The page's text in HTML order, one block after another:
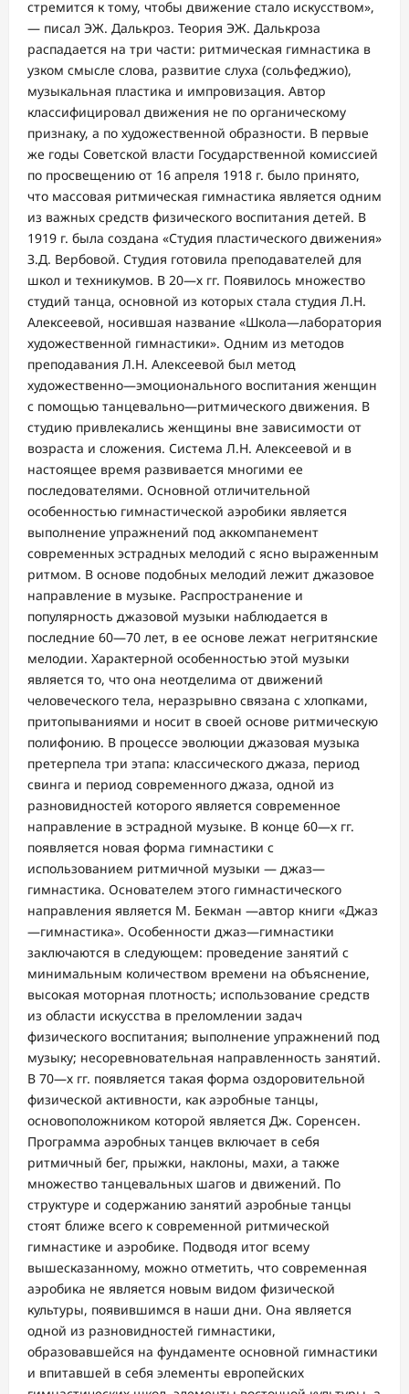
стремится к тому, чтобы движение стало искусством»,
— писал ЭЖ. Далькроз. Теория ЭЖ. Далькроза
распадается на три части: ритмическая гимнастика в
узком смысле слова, развитие слуха (сольфеджио),
музыкальная пластика и импровизация. Автор
классифицировал движения не по органическому
признаку, а по художественной образности. В первые
же годы Советской власти Государственной комиссией
по просвещению от 16 апреля 1918 г. было принято,
что массовая ритмическая гимнастика является одним
из важных средств физического воспитания детей. В
1919 г. была создана «Студия пластического движения»
З.Д. Вербовой. Студия готовила преподавателей для
школ и техникумов. В 20—х гг. Появилось множество
студий танца, основной из которых стала студия Л.Н.
Алексеевой, носившая название «Школа—лаборатория
художественной гимнастики». Одним из методов
преподавания Л.Н. Алексеевой был метод
художественно—эмоционального воспитания женщин
с помощью танцевально—ритмического движения. В
студию привлекались женщины вне зависимости от
возраста и сложения. Система Л.Н. Алексеевой и в
настоящее время развивается многими ее
последователями. Основной отличительной
особенностью гимнастической аэробики является
выполнение упражнений под аккомпанемент
современных эстрадных мелодий с ясно выраженным
ритмом. В основе подобных мелодий лежит джазовое
направление в музыке. Распространение и
популярность джазовой музыки наблюдается в
последние 60—70 лет, в ее основе лежат негритянские
мелодии. Характерной особенностью этой музыки
является то, что она неотделима от движений
человеческого тела, неразрывно связана с хлопками,
притопываниями и носит в своей основе ритмическую
полифонию. В процессе эволюции джазовая музыка
претерпела три этапа: классического джаза, период
свинга и период современного джаза, одной из
разновидностей которого является современное
направление в эстрадной музыке. В конце 60—х гг.
появляется новая форма гимнастики с
использованием ритмичной музыки — джаз—
гимнастика. Основателем этого гимнастического
направления является М. Бекман —автор книги «Джаз
—гимнастика». Особенности джаз—гимнастики
заключаются в следующем: проведение занятий с
минимальным количеством времени на объяснение,
высокая моторная плотность; использование средств
из области искусства в преломлении задач
физического воспитания; выполнение упражнений под
музыку; несоревновательная направленность занятий.
В 70—х гг. появляется такая форма оздоровительной
физической активности, как аэробные танцы,
основоположником которой является Дж. Соренсен.
Программа аэробных танцев включает в себя
ритмичный бег, прыжки, наклоны, махи, а также
множество танцевальных шагов и движений. По
структуре и содержанию занятий аэробные танцы
стоят ближе всего к современной ритмической
гимнастике и аэробике. Подводя итог всему
вышесказанному, можно отметить, что современная
аэробика не является новым видом физической
культуры, появившимся в наши дни. Она является
одной из разновидностей гимнастики,
образовавшейся на фундаменте основной гимнастики
и впитавшей в себя элементы европейских